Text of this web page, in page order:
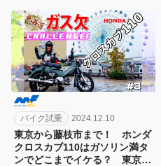
ャレンジ第9弾！[2日目]
バイク試乗 2024.12.10
東京から藤枝市まで！ ホンダ
クロスカブ110はガソリン満タ
ンでどこまでイケる？ 東京・